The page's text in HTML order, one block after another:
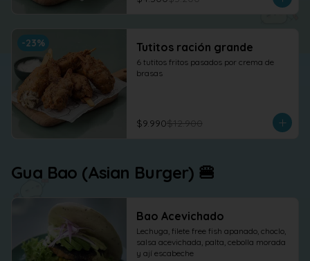
-23% Tutitos ración grande
6 tutitos fritos pasados por crema de
brasas
$9.990$12.900
Gua Bao (Asian Burger) 🍔
Bao Acevichado
Lechuga, filete free fish apanado, choclo,
salsa acevichada, palta, cebolla morada
y ají escabeche